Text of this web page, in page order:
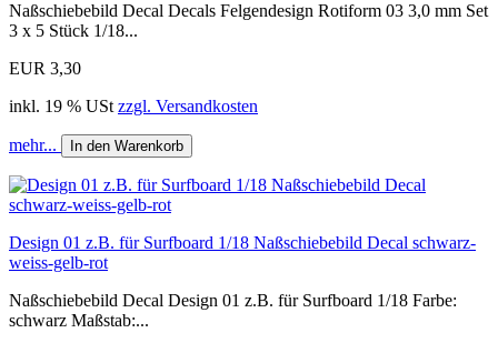
Naßschiebebild Decal Decals Felgendesign Rotiform 03 3,0 mm Set
3 x 5 Stück 1/18...
EUR 3,30
inkl. 19 % USt zzgl. Versandkosten
mehr... In den Warenkorb
Design 01 z.B. für Surfboard 1/18 Naßschiebebild Decal schwarz-
weiss-gelb-rot
Naßschiebebild Decal Design 01 z.B. für Surfboard 1/18 Farbe:
schwarz Maßstab:...